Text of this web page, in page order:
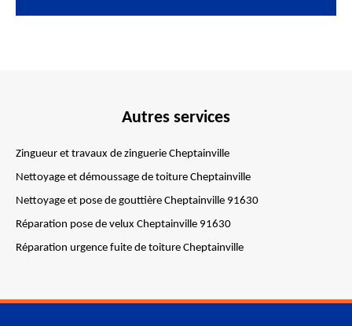
Autres services
Zingueur et travaux de zinguerie Cheptainville
Nettoyage et démoussage de toiture Cheptainville
Nettoyage et pose de gouttière Cheptainville 91630
Réparation pose de velux Cheptainville 91630
Réparation urgence fuite de toiture Cheptainville